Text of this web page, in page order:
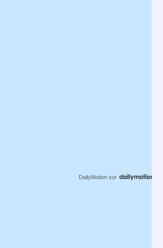
DailyMotion sur